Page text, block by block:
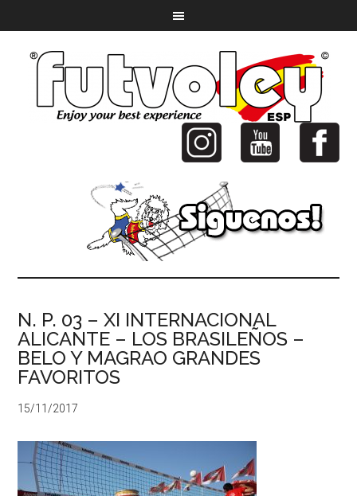
N. P. 03 – XI INTERNACIONAL
ALICANTE – LOS BRASILEÑOS –
BELO Y MAGRAO GRANDES
FAVORITOS
15/11/2017